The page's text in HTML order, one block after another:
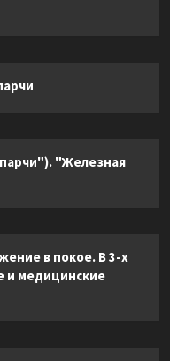
"Железная
в покое. В 3-х
и медицинские